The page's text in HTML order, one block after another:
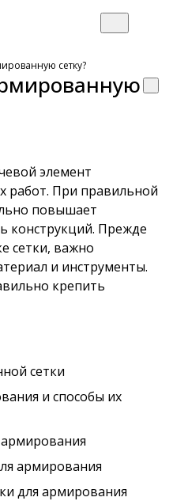
сетку?
элемент
работ. При правильной
повышает
конструкций. Прежде
сетки, важно
и инструменты.
крепить
сетки
и способы их
армирования
для армирования